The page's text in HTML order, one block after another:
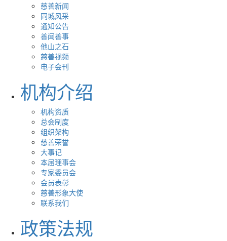
慈善新闻
同城风采
通知公告
善闻善事
他山之石
慈善视频
电子会刊
机构介绍
机构资质
总会制度
组织架构
慈善荣誉
大事记
本届理事会
专家委员会
会员表彰
慈善形象大使
联系我们
政策法规